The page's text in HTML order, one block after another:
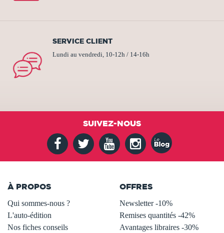
SERVICE CLIENT
Lundi au vendredi, 10-12h / 14-16h
SUIVEZ-NOUS
À PROPOS
Qui sommes-nous ?
L'auto-édition
Nos fiches conseils
OFFRES
Newsletter -10%
Remises quantités -42%
Avantages libraires -30%